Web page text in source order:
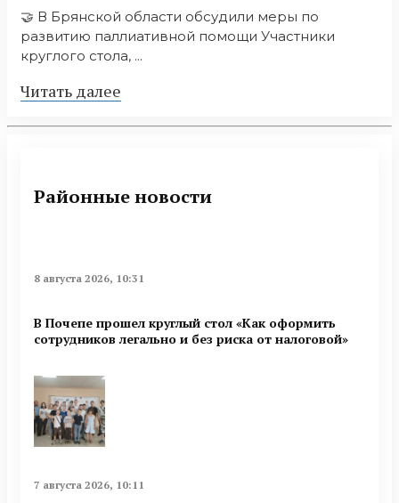
🤝 В Брянской области обсудили меры по
развитию паллиативной помощи Участники
круглого стола, ...
Читать далее
Районные новости
8 августа 2026, 10:31
В Почепе прошел круглый стол «Как оформить
сотрудников легально и без риска от налоговой»
7 августа 2026, 10:11